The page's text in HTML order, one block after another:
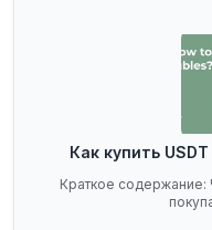
Как купить
Краткое содержание: